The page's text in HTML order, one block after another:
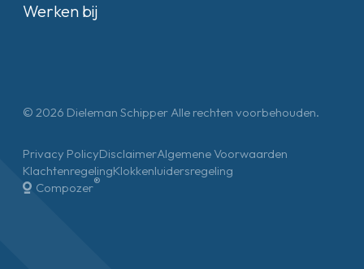
Werken bij
© 2026 Dieleman Schipper Alle rechten voorbehouden.
Privacy PolicyDisclaimerAlgemene Voorwaarden
KlachtenregelingKlokkenluidersregeling
Compozer®